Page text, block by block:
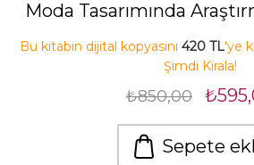
Moda Tasarımında
Bu kitabın dijital kopyasını 420 TL'ye
Şimdi Kirala!
₺850,00
Sepete